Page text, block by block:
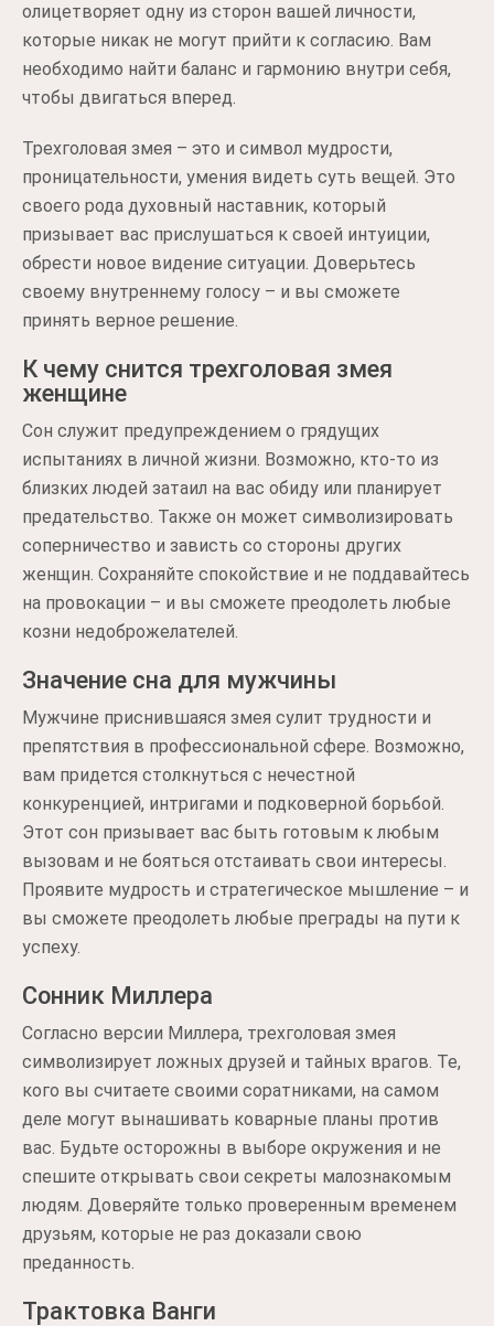
олицетворяет одну из сторон вашей личности,
которые никак не могут прийти к согласию. Вам
необходимо найти баланс и гармонию внутри себя,
чтобы двигаться вперед.
Трехголовая змея – это и символ мудрости,
проницательности, умения видеть суть вещей. Это
своего рода духовный наставник, который
призывает вас прислушаться к своей интуиции,
обрести новое видение ситуации. Доверьтесь
своему внутреннему голосу – и вы сможете
принять верное решение.
К чему снится трехголовая змея
женщине
Сон служит предупреждением о грядущих
испытаниях в личной жизни. Возможно, кто-то из
близких людей затаил на вас обиду или планирует
предательство. Также он может символизировать
соперничество и зависть со стороны других
женщин. Сохраняйте спокойствие и не поддавайтесь
на провокации – и вы сможете преодолеть любые
козни недоброжелателей.
Значение сна для мужчины
Мужчине приснившаяся змея сулит трудности и
препятствия в профессиональной сфере. Возможно,
вам придется столкнуться с нечестной
конкуренцией, интригами и подковерной борьбой.
Этот сон призывает вас быть готовым к любым
вызовам и не бояться отстаивать свои интересы.
Проявите мудрость и стратегическое мышление – и
вы сможете преодолеть любые преграды на пути к
успеху.
Сонник Миллера
Согласно версии Миллера, трехголовая змея
символизирует ложных друзей и тайных врагов. Те,
кого вы считаете своими соратниками, на самом
деле могут вынашивать коварные планы против
вас. Будьте осторожны в выборе окружения и не
спешите открывать свои секреты малознакомым
людям. Доверяйте только проверенным временем
друзьям, которые не раз доказали свою
преданность.
Трактовка Ванги